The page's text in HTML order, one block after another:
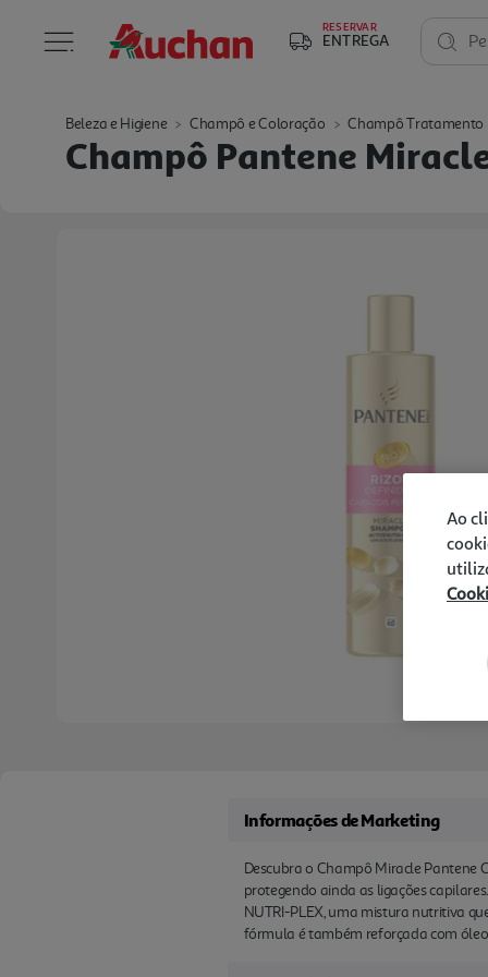
RESERVAR
ENTREGA
Beleza e Higiene Champô e Coloração Champô Tratamento
Champô Pantene
Informações de Marketing
Descubra o Champô Miracle Pantene
protegendo ainda as ligações
NUTRI-PLEX, uma mistura nutritiva
fórmula é também reforçada com
Ao